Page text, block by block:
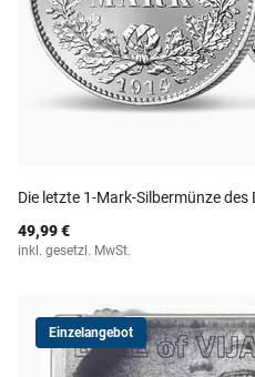
Die letzte 1-Mark-Silbermünze
49,99 €
inkl. gesetzl. MwSt.
Einzelangebot